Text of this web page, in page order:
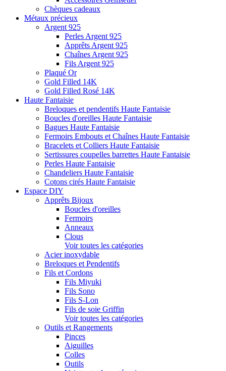
Chèques cadeaux
Métaux précieux
Argent 925
Perles Argent 925
Apprêts Argent 925
Chaînes Argent 925
Fils Argent 925
Plaqué Or
Gold Filled 14K
Gold Filled Rosé 14K
Haute Fantaisie
Breloques et pendentifs Haute Fantaisie
Boucles d'oreilles Haute Fantaisie
Bagues Haute Fantaisie
Fermoirs Embouts et Chaînes Haute Fantaisie
Bracelets et Colliers Haute Fantaisie
Sertissures coupelles barrettes Haute Fantaisie
Perles Haute Fantaisie
Chandeliers Haute Fantaisie
Cotons cirés Haute Fantaisie
Espace DIY
Apprêts Bijoux
Boucles d'oreilles
Fermoirs
Anneaux
Clous
Voir toutes les catégories
Acier inoxydable
Breloques et Pendentifs
Fils et Cordons
Fils Miyuki
Fils Sono
Fils S-Lon
Fils de soie Griffin
Voir toutes les catégories
Outils et Rangements
Pinces
Aiguilles
Colles
Outils